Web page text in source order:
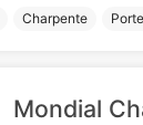
Charpente
Mondial